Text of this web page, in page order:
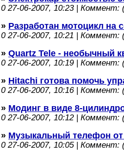
027-06-2007, 10:23 | Коммент:
» Разработан мотоцикл на
027-06-2007, 10:21 | Коммент:
» Quartz Tele - необычный
027-06-2007, 10:19 | Коммент:
» Hitachi готова помочь
027-06-2007, 10:16 | Коммент:
» Модинг в виде 8-
027-06-2007, 10:12 | Коммент:
» Музыкальный телефон от
027-06-2007, 10:05 | Коммент: